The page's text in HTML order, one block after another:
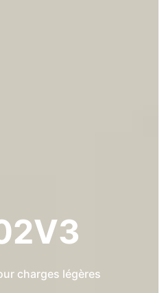
charges légères